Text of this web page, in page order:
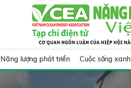
Năng lượng phát triển Cuộc sống xanh